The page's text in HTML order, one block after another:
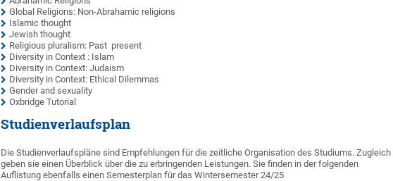
Global Religions: Non-Abrahamic religions
Islamic thought
Jewish thought
Religious pluralism: Past present
Diversity in Context : Islam
Diversity in Context: Judaism
Diversity in Context: Ethical Dilemmas
Gender and sexuality
Oxbridge Tutorial
Studienverlaufsplan
Die Studienverlaufspläne sind Empfehlungen für die zeitliche Organisation des Stu­diums. Zu­gleich
geben sie einen Überblick über die zu erbringenden Leistungen. Sie finden in der folgenden
Auflistung ebenfalls einen Semesterplan für das Wintersemester 24/25